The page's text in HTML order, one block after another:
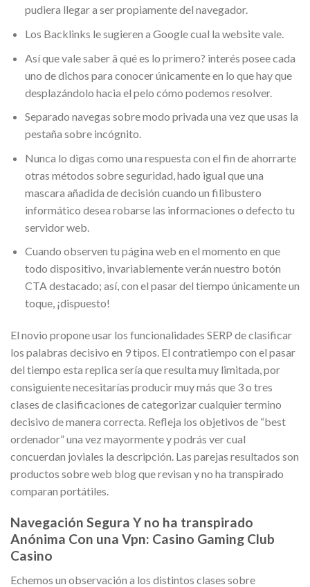
pudiera llegar a ser propiamente del navegador.
Los Backlinks le sugieren a Google cual la website vale.
Así que vale saber â qué es lo primero? interés posee cada
uno de dichos para conocer únicamente en lo que hay que
desplazándolo hacia el pelo cómo podemos resolver.
Separado navegas sobre modo privada una vez que usas la
pestaña sobre incógnito.
Nunca lo digas como una respuesta con el fin de ahorrarte
otras métodos sobre seguridad, hado igual que una
mascara añadida de decisión cuando un filibustero
informático desea robarse las informaciones o defecto tu
servidor web.
Cuando observen tu página web en el momento en que
todo dispositivo, invariablemente verán nuestro botón
CTA destacado; así, con el pasar del tiempo únicamente un
toque, ¡dispuesto!
El novio propone usar los funcionalidades SERP de clasificar
los palabras decisivo en 9 tipos. El contratiempo con el pasar
del tiempo esta replica serí­a que resulta muy limitada, por
consiguiente necesitarías producir muy más que 3 o tres
clases de clasificaciones de categorizar cualquier termino
decisivo de manera correcta. Refleja los objetivos de “best
ordenador” una vez mayormente y podrás ver cual
concuerdan joviales la descripción. Las parejas resultados son
productos sobre web blog que revisan y no ha transpirado
comparan portátiles.
Navegación Segura Y no ha transpirado
Anónima Con una Vpn: Casino Gaming Club
Casino
Echemos un observación a los distintos clases sobre